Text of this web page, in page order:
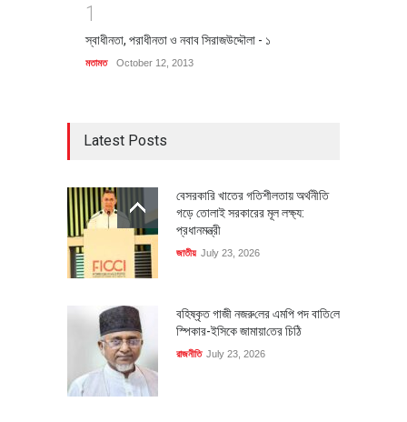
1
স্বাধীনতা, পরাধীনতা ও নবাব সিরাজউদ্দৌলা - ১
মতামত October 12, 2013
Latest Posts
বেসরকারি খাতের গতিশীলতায় অর্থনীতি
গড়ে তোলাই সরকারের মূল লক্ষ্য:
প্রধানমন্ত্রী
জাতীয় July 23, 2026
বহিষ্কৃত গাজী নজরু‌লের এম‌পি পদ বা‌তি‌লে
স্পিকার-ইসিকে জামায়া‌তের চি‌ঠি
রাজনীতি July 23, 2026